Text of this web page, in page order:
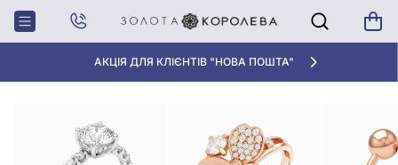
АКЦІЯ ДЛЯ КЛІЄНТІВ "НОВА ПОШТА"
Головна Каблучки Жіноча каблучка
ЖІНОЧА КАБЛУЧКА